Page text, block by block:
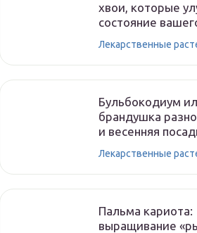
хвои, которые
состояние
Лекарственные
Бульбокодиум
брандушка
и весенняя
Лекарственные
Пальма кариота:
выращивание